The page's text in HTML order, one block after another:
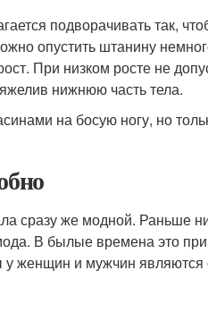
подворачивать так,
опустить штанину
При низком росте не
нижнюю часть тела.
на босую ногу, но
сразу же модной. Раньше
В былые времена это
женщин и мужчин являются